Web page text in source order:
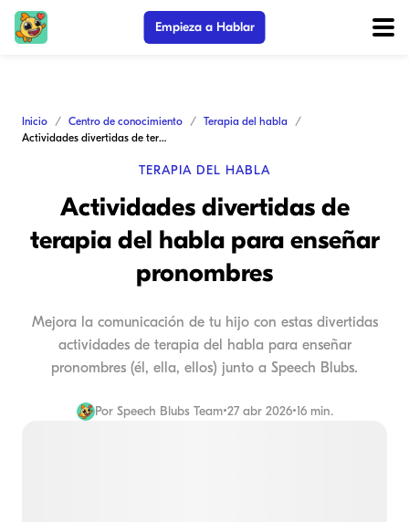
Empieza a Hablar
Inicio Centro de conocimiento
Terapia del habla
Actividades divertidas de terapia del habla para enseñar pronombres
TERAPIA DEL HABLA
Actividades divertidas de
terapia del habla para enseñar
pronombres
Mejora la comunicación de tu hijo con estas divertidas
actividades de terapia del habla para enseñar
pronombres (él, ella, ellos) junto a Speech Blubs.
Por Speech Blubs Team•27 abr 2026•16 min.